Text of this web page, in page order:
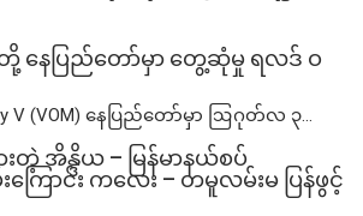
တို့ နေပြည်တော်မှာ တွေ့ဆုံမှု ရလဒ် ဝ
V (VOM) နေပြည်တော်မှာ ဩဂုတ်လ ၃...
တဲ့ အိန္ဒိယ – မြန်မာနယ်စပ်
ြောင်း ကလေး – တမူလမ်းမ ပြန်ဖွင့်